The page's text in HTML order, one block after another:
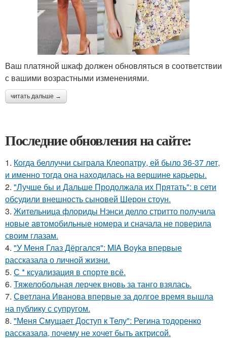
Ваш платяной шкаф должен обновляться в соответствии
с вашими возрастными изменениями.
читать дальше →
Последние обновления на сайте:
1. Когда беллуччи сыграла Клеопатру, ей было 36-37 лет,
и именно тогда она находилась на вершине карьеры.
2. "Лучше бы и Дальше Продолжала их Прятать": в сети
обсудили внешность сыновей Шерон стоун.
3. Жительница флориды Нэнси делло стритто получила
новые автомобильные номера и сначала не поверила
своим глазам.
4. "У Меня Глаз Дёргался": MIA Boyka впервые
рассказала о личной жизни.
5. С * ксуализация в спорте всё.
6. Тяжелобольная лерчек вновь за танго взялась.
7. Светлана Иванова впервые за долгое время вышла
на публику с супругом.
8. "Меня Смущает Доступ к Телу": Регина тодоренко
рассказала, почему не хочет быть актрисой.